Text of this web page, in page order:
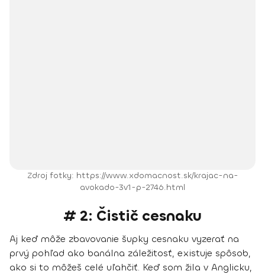
Zdroj fotky: https://www.xdomacnost.sk/krajac-na-
avokado-3v1-p-2746.html
# 2: Čistič cesnaku
Aj keď môže zbavovanie šupky cesnaku vyzerať na
prvý pohľad ako banálna záležitosť, existuje spôsob,
ako si to môžeš celé uľahčiť. Keď som žila v Anglicku,